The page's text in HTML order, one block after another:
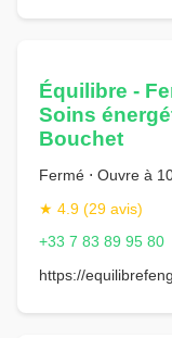
Équilibre -
Soins
Bouchet
Fermé ⋅ Ouvre à
★ 4.9 (29 avis)
+33 7 83 89 95 80
https://